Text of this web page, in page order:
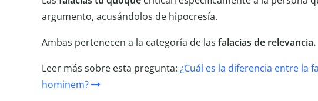
argumento, acusándolos de hipocresía.
Ambas pertenecen a la categoría de las falacias de relevancia.
Leer más sobre esta pregunta: ¿Cuál es la diferencia entre la
hominem?